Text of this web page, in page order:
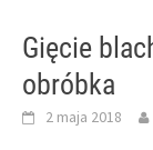
Gięcie
obróbka
2 maja 2018